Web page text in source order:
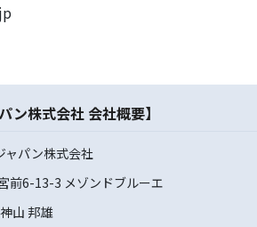
ン株式会社 会社概要】
ャパン株式会社
前6-13-3 メゾンドブルーエ
山 邦雄